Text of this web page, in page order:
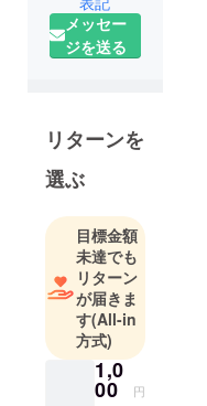
イドル！
メッセー
ジを送る
リターンを
選ぶ
目標金額
未達でも
リターン
が届きま
す(All-in
方式)
1,0
00 円